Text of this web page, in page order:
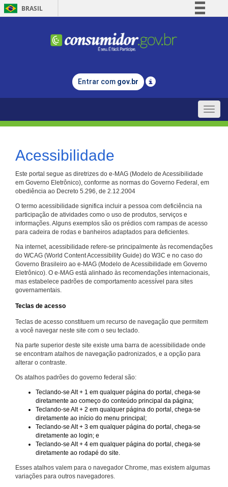
BRASIL
Comunica BR
Legislação
Entrar com gov.br
Toggle
Acessibilidade
Este portal segue as diretrizes do e-MAG (Modelo de Acessibilidade
em Governo Eletrônico), conforme as normas do Governo Federal, em
obediência ao Decreto 5.296, de 2.12.2004
O termo acessibilidade significa incluir a pessoa com deficiência na
participação de atividades como o uso de produtos, serviços e
informações. Alguns exemplos são os prédios com rampas de acesso
para cadeira de rodas e banheiros adaptados para deficientes.
Na internet, acessibilidade refere-se principalmente às recomendações
do WCAG (World Content Accessibility Guide) do W3C e no caso do
Governo Brasileiro ao e-MAG (Modelo de Acessibilidade em Governo
Eletrônico). O e-MAG está alinhado às recomendações internacionais,
mas estabelece padrões de comportamento acessível para sites
governamentais.
Teclas de acesso
Teclas de acesso constituem um recurso de navegação que permitem
a você navegar neste site com o seu teclado.
Na parte superior deste site existe uma barra de acessibilidade onde
se encontram atalhos de navegação padronizados, e a opção para
alterar o contraste.
Os atalhos padrões do governo federal são:
Teclando-se Alt + 1 em qualquer página do portal, chega-se
diretamente ao começo do conteúdo principal da página;
Teclando-se Alt + 2 em qualquer página do portal, chega-se
diretamente ao início do menu principal;
Teclando-se Alt + 3 em qualquer página do portal, chega-se
diretamente ao login; e
Teclando-se Alt + 4 em qualquer página do portal, chega-se
diretamente ao rodapé do site.
Esses atalhos valem para o navegador Chrome, mas existem algumas
variações para outros navegadores.